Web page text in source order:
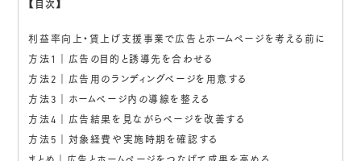
【目次】
利益率向上・賃上げ支援事業で広告とホームページを考える前に
方法1｜広告の目的と誘導先を合わせる
方法2｜広告用のランディングページを用意する
方法3｜ホームページ内の導線を整える
方法4｜広告結果を見ながらページを改善する
方法5｜対象経費や実施時期を確認する